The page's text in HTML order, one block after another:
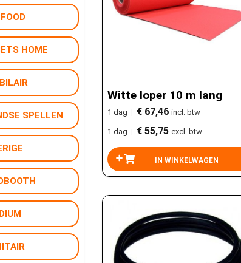
HOME
SPELLEN
Witte loper 10 m lang
1 dag | € 67,46 incl. btw
1 dag | € 55,75 excl. btw